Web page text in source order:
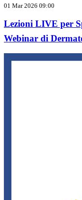
01 Mar 2026 09:00
Lezioni LIVE per
Webinar di